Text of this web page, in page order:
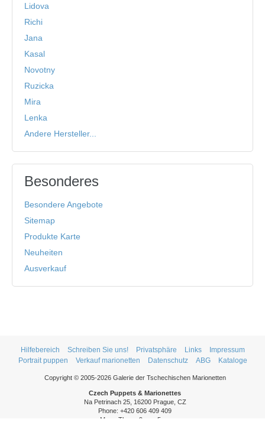
Lidova
Richi
Jana
Kasal
Novotny
Ruzicka
Mira
Lenka
Andere Hersteller...
Besonderes
Besondere Angebote
Sitemap
Produkte Karte
Neuheiten
Ausverkauf
Hilfebereich Schreiben Sie uns! Privatsphäre Links
Impressum
Portrait puppen
Verkauf marionetten Datenschutz ABG Kataloge
Copyright © 2005-2026 Galerie der Tschechischen Marionetten
Czech Puppets & Marionettes
Na Petrinach 25, 16200 Prague, CZ
Phone: +420 606 409 409
Mon - Thurs: 9am - 5pm